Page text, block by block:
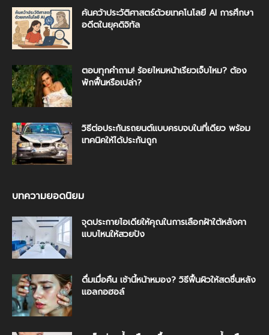
ค้นคว้าประวัติศาสตร์ด้วยเทคโนโลยี AI การศึกษา
อดีตในยุคดิจิทัล
ตอบทุกคำถาม! ร้อยไหมหน้าเรียวเจ็บไหม? ต้อง
พักฟื้นหรือเปล่า?
วิธีต่อประกันรถยนต์แบบครบจบในที่เดียว พร้อม
เทคนิคให้ได้ประกันถูก
บทความยอดนิยม
จุดประกายไอเดียให้คุณในการเลือกฝ้าใต้หลังคา
แบบไหนให้สวยปัง
ดื่มเมื่อคืน เช้านี้หน้าหมอง? วิธีฟื้นผิวให้สดชื่นหลัง
แอลกอฮอล์